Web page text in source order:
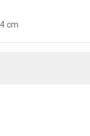
cm